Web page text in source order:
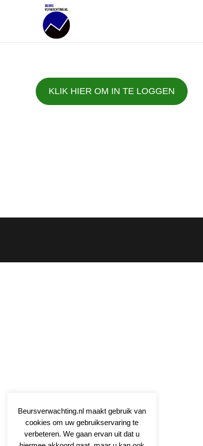
KLIK HIER OM IN TE LOGGEN
Beursverwachting.nl maakt gebruik van
cookies om uw gebruikservaring te
verbeteren. We gaan ervan uit dat u